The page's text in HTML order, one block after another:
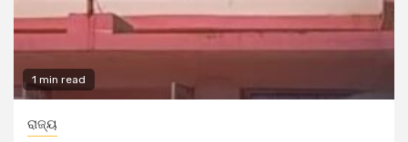
1 min read
ରାଜ୍ୟ